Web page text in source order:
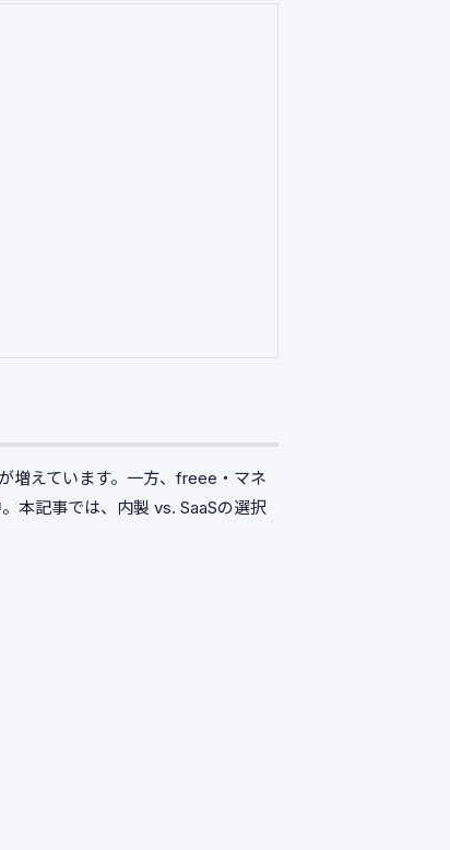
増えています。一方、freee・マネ
本記事では、内製 vs. SaaSの選択